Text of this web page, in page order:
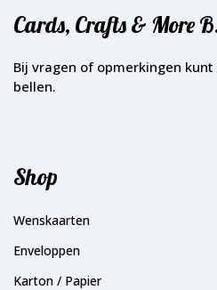
Cards, Crafts & More
Bij vragen of opmerkingen
bellen.
Shop
Wenskaarten
Enveloppen
Karton / Papier